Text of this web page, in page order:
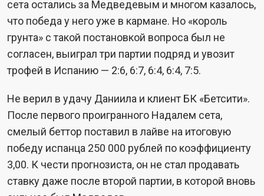
сета остались за Медведевым и многом казалось,
что победа у него уже в кармане. Но «король
грунта» с такой постановкой вопроса был не
согласен, выиграл три партии подряд и увозит
трофей в Испанию — 2:6, 6:7, 6:4, 6:4, 7:5.
Не верил в удачу Даниила и клиент БК «Бетсити».
После первого проигранного Надалем сета,
смелый беттор поставил в лайве на итоговую
победу испанца 250 000 рублей по коэффициенту
3,00. К чести прогнозиста, он не стал продавать
ставку даже после второй партии, в которой вновь